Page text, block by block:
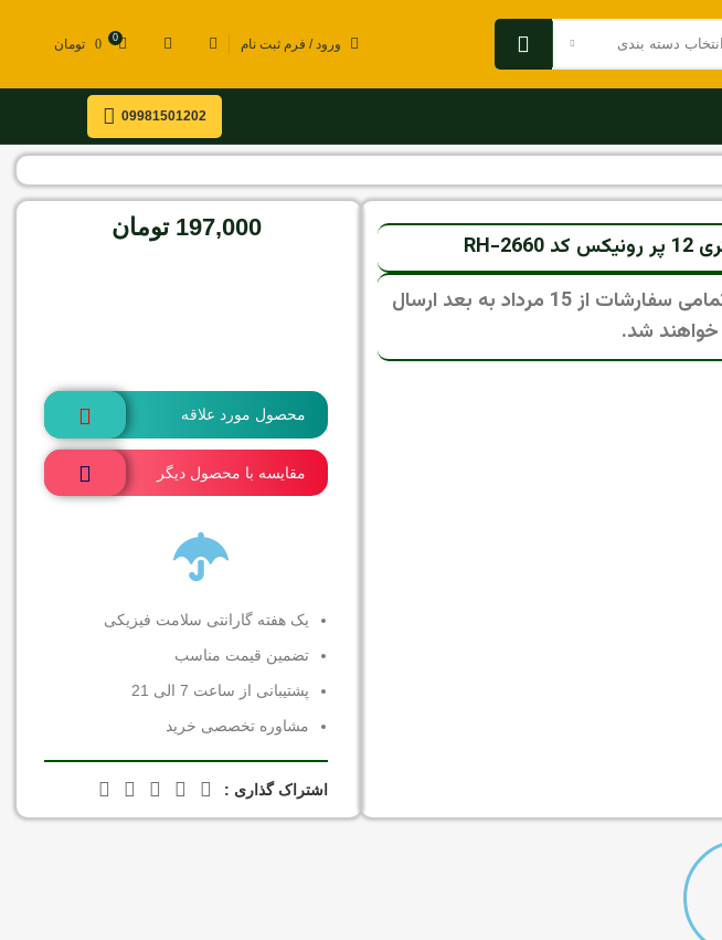
انتخاب دسته بندی ورود / فرم ثبت نام 0
0 تومان
09981501202
قابل توجه خریداران گرامی، تمامی سفارشات از 15 مرداد به بعد ارسال
خواهند شد.
197,000 تومان
محصول مورد علاقه
مقایسه با محصول دیگر
یک هفته گارانتی سلامت فیزیکی
تضمین قیمت مناسب
پشتیبانی از ساعت 7 الی 21
مشاوره تخصصی خرید
اشتراک گذاری :